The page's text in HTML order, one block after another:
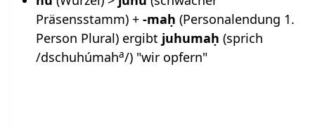
Präsensstamm) + -maḥ (Personalendung 1.
Person Plural) ergibt juhumaḥ (sprich
/dschuhúmaha/) "wir opfern"